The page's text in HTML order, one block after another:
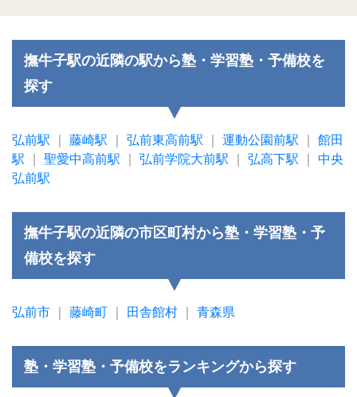
撫牛子駅の近隣の駅から塾・学習塾・予備校を
探す
弘前駅 藤崎駅 弘前東高前駅 運動公園前駅
館田
駅
聖愛中高前駅 弘前学院大前駅 弘高下駅
中央
弘前駅
撫牛子駅の近隣の市区町村から塾・学習塾・予
備校を探す
弘前市 藤崎町 田舎館村 青森県
塾・学習塾・予備校をランキングから探す